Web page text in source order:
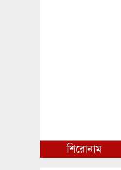
শিরোনাম